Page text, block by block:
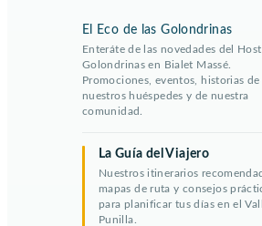
El Eco de las Golondrinas
Enteráte de las novedades del
Golondrinas en Bialet Massé.
Promociones, eventos, historias de
nuestros huéspedes y de nuestra
comunidad.
La Guía del Viajero
Nuestros itinerarios
mapas de ruta y consejos
para planificar tus días en el
Punilla.